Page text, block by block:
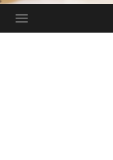
Slå
på/av